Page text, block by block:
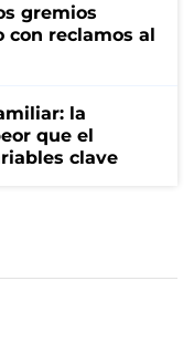
gremios
con reclamos al
la
que el
clave